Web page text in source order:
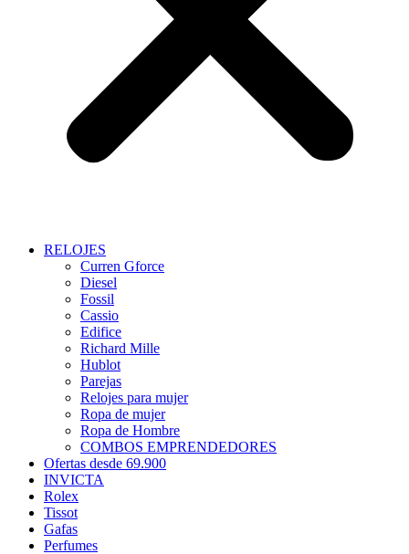
RELOJES
Curren Gforce
Diesel
Fossil
Cassio
Edifice
Richard Mille
Hublot
Parejas
Relojes para mujer
Ropa de mujer
Ropa de Hombre
COMBOS EMPRENDEDORES
Ofertas desde 69.900
INVICTA
Rolex
Tissot
Gafas
Perfumes